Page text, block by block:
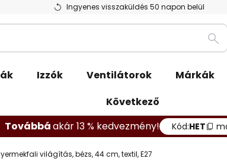
Ingyenes visszaküldés 50 napon belül
Izzók Ventilátorok Márkák
Következő
Továbbáakár 13 % kedvezmény! Kód:HET
világítás, bézs, 44 cm, textil, E27